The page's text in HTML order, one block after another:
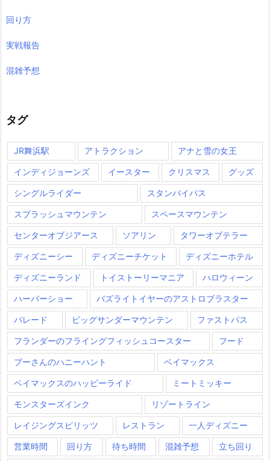
回り方
実戦報告
混雑予想
タグ
JR舞浜駅 アトラクション アナと雪の女王
インディジョーンズ イースター クリスマス グッズ
シングルライダー スタンバイパス
スプラッシュマウンテン スペースマウンテン
センターオブジアース ソアリン タワーオブテラー
ディズニーシー ディズニーチケット ディズニーホテル
ディズニーランド トイストーリーマニア ハロウィーン
ハーバーショー バズライトイヤーのアストロブラスター
パレード ビッグサンダーマウンテン ファストパス
フランダーのフライングフィッシュコースター フード
プーさんのハニーハント ベイマックス
ベイマックスのハッピーライド ミートミッキー
モンスターズインク リゾートライン
レイジングスピリッツ レストラン 一人ディズニー
営業時間 回り方 待ち時間 混雑予想 立ち回り